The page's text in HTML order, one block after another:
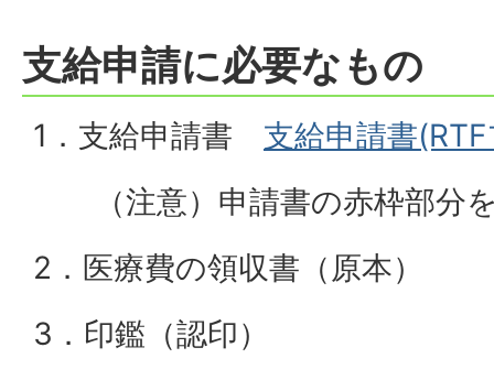
支給申請に必要なもの
1．支給申請書 支給申請書
（注意）申請書の赤枠部分
2．医療費の領収書（原本）
3．印鑑（認印）